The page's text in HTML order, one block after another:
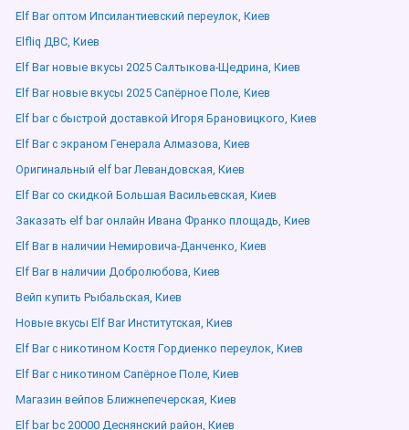
Elf Bar оптом Ипсилантиевский переулок, Киев
Elfliq ДВС, Киев
Elf Bar новые вкусы 2025 Салтыкова-Щедрина, Киев
Elf Bar новые вкусы 2025 Сапёрное Поле, Киев
Elf bar с быстрой доставкой Игоря Брановицкого, Киев
Elf Bar с экраном Генерала Алмазова, Киев
Оригинальный elf bar Левандовская, Киев
Elf Bar со скидкой Большая Васильевская, Киев
Заказать elf bar онлайн Ивана Франко площадь, Киев
Elf Bar в наличии Немировича-Данченко, Киев
Elf Bar в наличии Добролюбова, Киев
Вейп купить Рыбальская, Киев
Новые вкусы Elf Bar Институтская, Киев
Elf Bar с никотином Костя Гордиенко переулок, Киев
Elf Bar с никотином Сапёрное Поле, Киев
Магазин вейпов Ближнепечерская, Киев
Elf bar bc 20000 Деснянский район, Киев